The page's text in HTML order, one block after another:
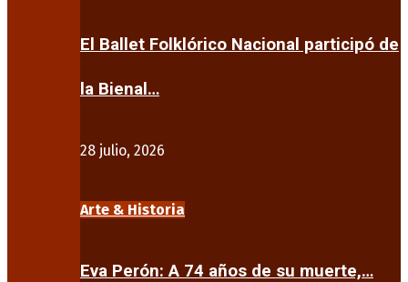
El Ballet Folklórico Nacional participó de
la Bienal…
28 julio, 2026
Arte & Historia
Eva Perón: A 74 años de su muerte,…